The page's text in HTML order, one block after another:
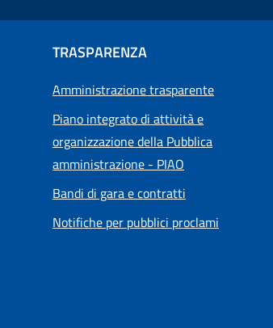
TRASPARENZA
Amministrazione trasparente
Piano integrato di attività e
organizzazione della Pubblica
amministrazione - PIAO
Bandi di gara e contratti
Notifiche per pubblici proclami